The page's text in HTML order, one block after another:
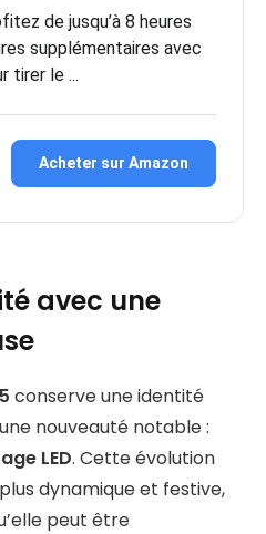
de jusqu’à 8 heures
supplémentaires avec
tirer le ...
Acheter sur Amazon
avec une
conserve une identité
nouveauté notable :
LED. Cette évolution
dynamique et festive,
peut être